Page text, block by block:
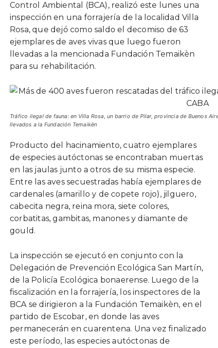
Control Ambiental (BCA), realizó este lunes una
inspección en una forrajería de la localidad Villa
Rosa, que dejó como saldo el decomiso de 63
ejemplares de aves vivas que luego fueron
llevadas a la mencionada Fundación Temaikèn
para su rehabilitación.
Tráfico ilegal de fauna: en Villa Rosa, un barrio de Pilar, provincia de Buenos
llevados a la Fundación Temaikèn
Producto del hacinamiento, cuatro ejemplares
de especies autóctonas se encontraban muertas
en las jaulas junto a otros de su misma especie.
Entre las aves secuestradas había ejemplares de
cardenales (amarillo y de copete rojo), jilguero,
cabecita negra, reina mora, siete colores,
corbatitas, gambitas, manones y diamante de
gould.
La inspección se ejecutó en conjunto con la
Delegación de Prevención Ecológica San Martín,
de la Policía Ecológica bonaerense. Luego de la
fiscalización en la forrajería, los inspectores de la
BCA se dirigieron a la Fundación Temaikèn, en el
partido de Escobar, en donde las aves
permanecerán en cuarentena. Una vez finalizado
este período, las especies autóctonas de